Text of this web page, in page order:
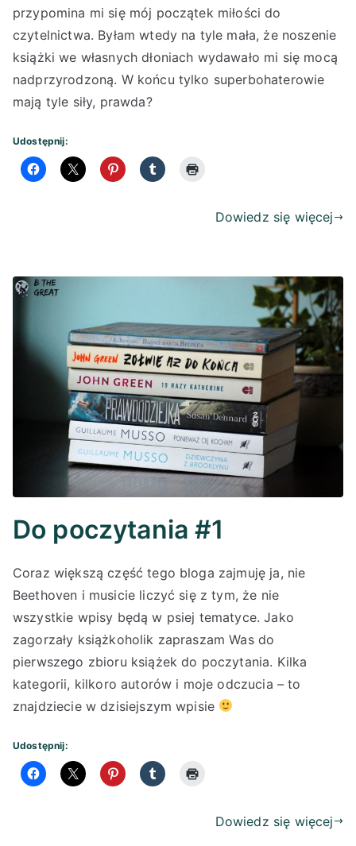
przypomina mi się mój początek miłości do
czytelnictwa. Byłam wtedy na tyle mała, że noszenie
książki we własnych dłoniach wydawało mi się mocą
nadprzyrodzoną. W końcu tylko superbohaterowie
mają tyle siły, prawda?
Udostępnij:
Dowiedz się więcej
Do poczytania #1
Coraz większą część tego bloga zajmuję ja, nie
Beethoven i musicie liczyć się z tym, że nie
wszystkie wpisy będą w psiej tematyce. Jako
zagorzały książkoholik zapraszam Was do
pierwszego zbioru książek do poczytania. Kilka
kategorii, kilkoro autorów i moje odczucia – to
znajdziecie w dzisiejszym wpisie
Udostępnij:
Dowiedz się więcej